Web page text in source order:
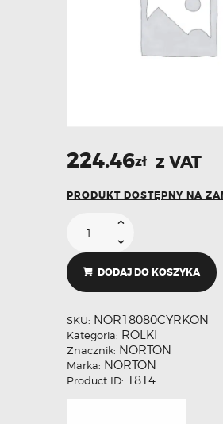
224.46zł z VAT
PRODUKT DOSTĘPNY NA
DODAJ DO KOSZYKA
SKU: NOR18080CYRKON
Kategoria: ROLKI
Znacznik: NORTON
Marka: NORTON
Product ID: 1814